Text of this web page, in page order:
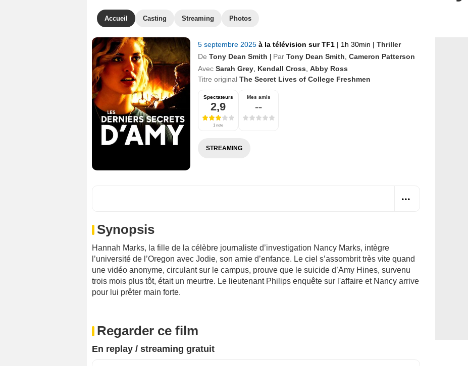
Accueil Casting Streaming Photos
5 septembre 2025 à la télévision sur TF1 | 1h 30min | Thriller
De Tony Dean Smith Par Tony Dean Smith Cameron Patterson
Avec Sarah Grey Kendall Cross Abby Ross
Titre original The Secret Lives of College Freshmen
Spectateurs
2,9
1 note
Mes amis
--
STREAMING
Synopsis
Hannah Marks, la fille de la célèbre journaliste d’investigation Nancy Marks, intègre
l’université de l’Oregon avec Jodie, son amie d’enfance. Le ciel s’assombrit très vite quand
une vidéo anonyme, circulant sur le campus, prouve que le suicide d’Amy Hines, survenu
trois mois plus tôt, était un meurtre. Le lieutenant Philips enquête sur l'affaire et Nancy arrive
pour lui prêter main forte.
Regarder ce film
En replay / streaming gratuit